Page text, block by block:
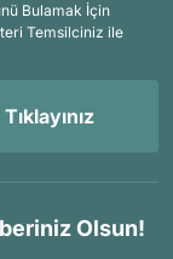
Bulamak İçin
Temsilciniz ile
Olsun!